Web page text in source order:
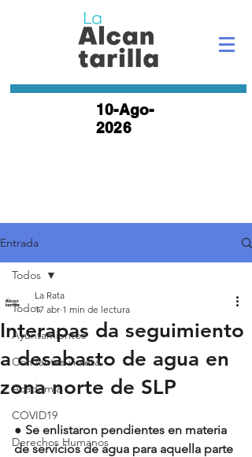
10-Ago-
2026
Entrada
Todos
Ayuntamientos
Con lentes violeta
Academia
COVID19
Derechos Humanos
Todos
Interapas da seguimiento
a desabasto de agua en
zona norte de SLP
La Rata
17 abr 1 min de lectura
● Se enlistaron pendientes en materia
de servicios de agua para aquella parte